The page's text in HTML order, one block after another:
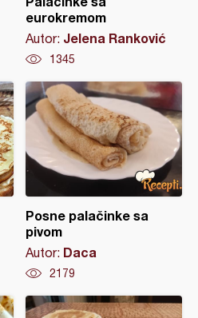
eurokremom
Autor: Jelena Ranković
1345
Posne palačinke sa
pivom
Autor: Daca
2179